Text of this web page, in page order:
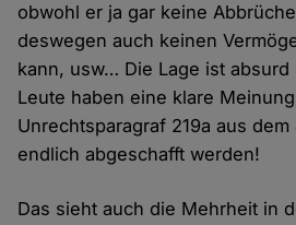
obwohl er ja gar keine
deswegen auch keinen
kann, usw… Die Lage ist absurd
Leute haben eine klare
Unrechtsparagraf 219a aus dem
endlich abgeschafft werden!
Das sieht auch die Mehrheit in